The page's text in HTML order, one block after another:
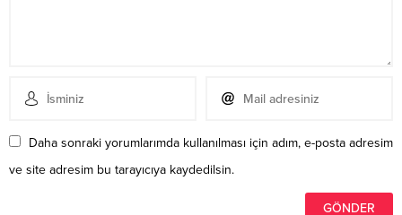
Daha sonraki yorumlarımda kullanılması için adım, e-posta adresim
ve site adresim bu tarayıcıya kaydedilsin.